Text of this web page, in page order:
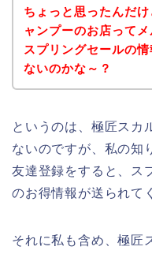
ちょっと思ったんだ
ャンプーのお店って
スプリングセールの
ないのかな～？
というのは、極匠スカ
ないのですが、私の知
友達登録をすると、ス
のお得情報が送られて
それに私も含め、極匠